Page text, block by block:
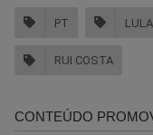
PT LULA
RUI COSTA